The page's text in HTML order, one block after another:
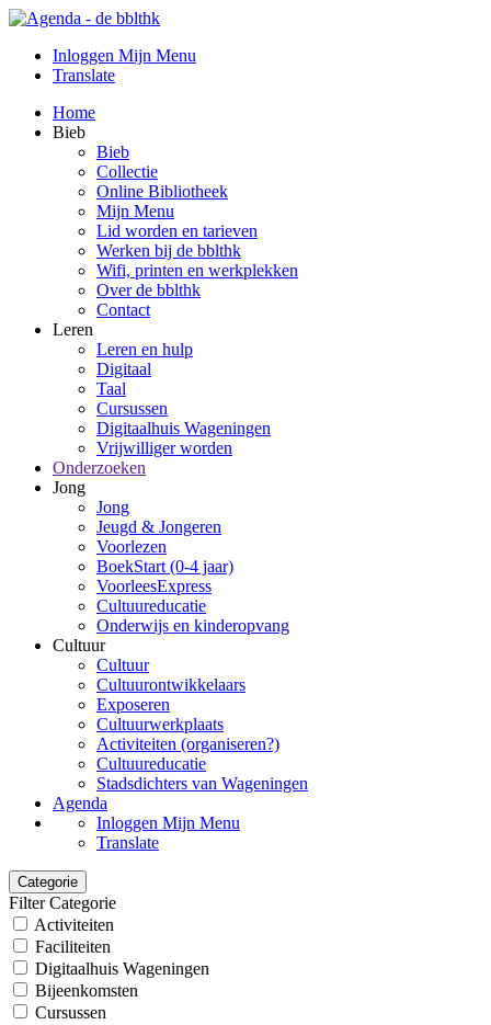
Inloggen Mijn Menu
Translate
Home
Bieb
Bieb
Collectie
Online Bibliotheek
Mijn Menu
Lid worden en tarieven
Werken bij de bblthk
Wifi, printen en werkplekken
Over de bblthk
Contact
Leren
Leren en hulp
Digitaal
Taal
Cursussen
Digitaalhuis Wageningen
Vrijwilliger worden
Onderzoeken
Jong
Jong
Jeugd & Jongeren
Voorlezen
BoekStart (0-4 jaar)
VoorleesExpress
Cultuureducatie
Onderwijs en kinderopvang
Cultuur
Cultuur
Cultuurontwikkelaars
Exposeren
Cultuurwerkplaats
Activiteiten (organiseren?)
Cultuureducatie
Stadsdichters van Wageningen
Agenda
Inloggen Mijn Menu
Translate
Categorie
Filter Categorie
Activiteiten
Faciliteiten
Digitaalhuis Wageningen
Bijeenkomsten
Cursussen